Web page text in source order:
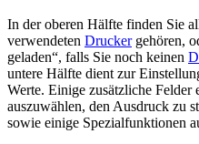
In der oberen Hälfte finden Sie
verwendeten Druckergehören,
geladen , falls Sie noch keinen
untere Hälfte dient zur
Werte. Einige zusätzliche Felder
auszuwählen, den Ausdruck zu
sowie einige Spezialfunktionen